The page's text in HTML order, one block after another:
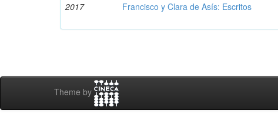
2017 Francisco y Clara de Asís: Escritos
Theme by